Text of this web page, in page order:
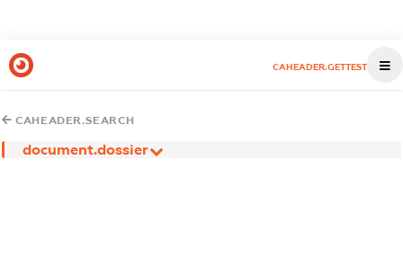
CAHEADER.GETTEST
CAHEADER.SEARCH
document.dossier